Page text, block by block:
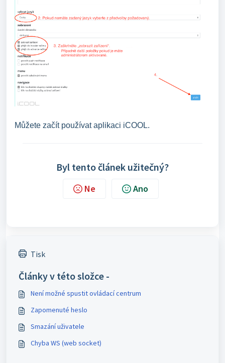
Můžete začít používat aplikaci iCOOL.
Byl tento článek užitečný?
Ne Ano
Tisk
Články v této složce -
Není možné spustit ovládací centrum
Zapomenuté heslo
Smazání uživatele
Chyba WS (web socket)